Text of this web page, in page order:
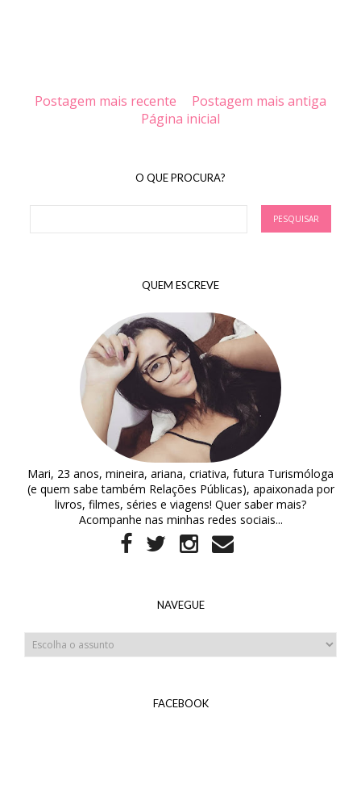
Postagem mais recente
Postagem mais antiga
Página inicial
O QUE PROCURA?
QUEM ESCREVE
Mari, 23 anos, mineira, ariana, criativa, futura Turismóloga
(e quem sabe também Relações Públicas), apaixonada por
livros, filmes, séries e viagens! Quer saber mais?
Acompanhe nas minhas redes sociais...
NAVEGUE
FACEBOOK